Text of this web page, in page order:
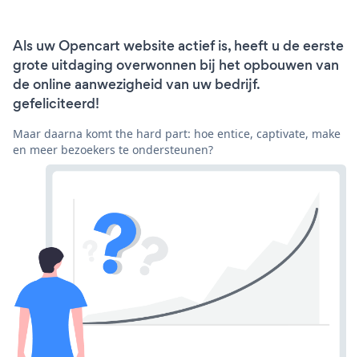
Als uw Opencart website actief is, heeft u de eerste
grote uitdaging overwonnen bij het opbouwen van
de online aanwezigheid van uw bedrijf.
gefeliciteerd!
Maar daarna komt the hard part: hoe entice, captivate, make
en meer bezoekers te ondersteunen?